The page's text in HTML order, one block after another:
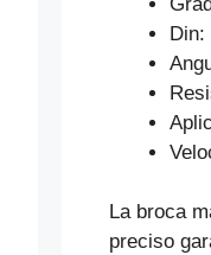
Din:
La broca
preciso